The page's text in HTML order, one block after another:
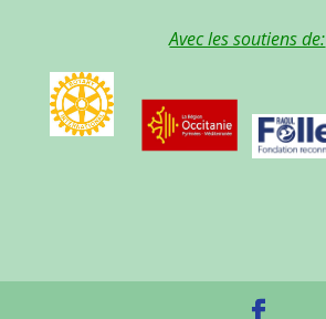
Avec les soutiens de: